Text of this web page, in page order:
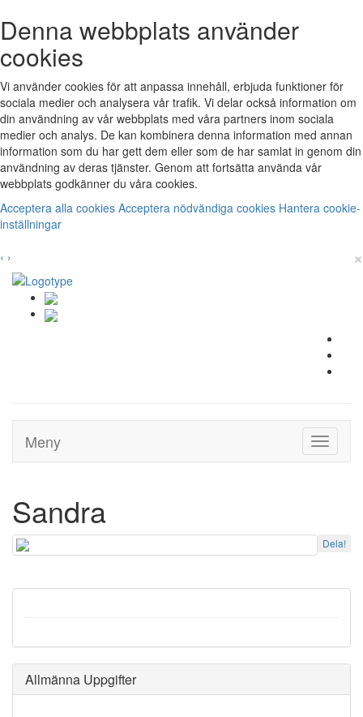
Denna webbplats använder
cookies
Vi använder cookies för att anpassa innehåll, erbjuda funktioner för
sociala medier och analysera vår trafik. Vi delar också information om
din användning av vår webbplats med våra partners inom sociala
medier och analys. De kan kombinera denna information med annan
information som du har gett dem eller som de har samlat in genom din
användning av deras tjänster. Genom att fortsätta använda vår
webbplats godkänner du våra cookies.
Acceptera alla cookies Acceptera nödvändiga cookies Hantera cookie-
inställningar
‹ › ×
Toggle
Meny
Sandra
Dela!
Allmänna Uppgifter